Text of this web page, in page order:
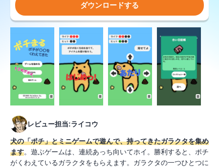
ダウンロードする
レビュー担当:ライコウ
犬の「ポチ」とミニゲームで遊んで、持ってきたガラクタを集め
ます。遊ぶゲームは、連続あっち向いてホイ。勝利すると、ポチ
がくわえているガラクタをもらえます。ガラクタの一つひとつに